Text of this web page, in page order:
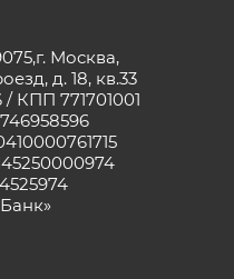
Москва,
д. 18, кв.33
КПП 771701001